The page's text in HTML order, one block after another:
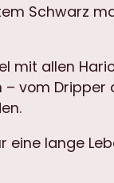
Schwarz
mit allen
vom
eine lange